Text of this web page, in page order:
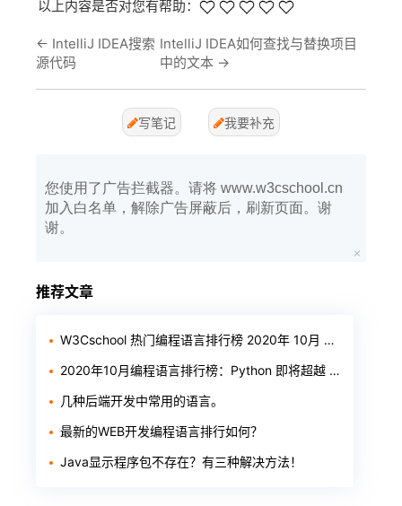
以上内容是否对您有帮助：
← IntelliJ IDEA搜索
源代码
IntelliJ IDEA如何查找与替换项目
中的文本→
写笔记 我要补充
您使用了广告拦截器。请将 www.w3cschool.cn
加入白名单，解除广告屏蔽后，刷新页面。谢
谢。
推荐文章
W3Cschool 热门编程语言排行榜 2020年 10月 TOP10
2020年10月编程语言排行榜：Python 即将超越 Java
几种后端开发中常用的语言。
最新的WEB开发编程语言排行如何？
Java显示程序包不存在？有三种解决方法！